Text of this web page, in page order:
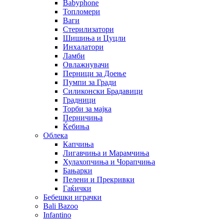
Babyphone
Топломери
Ваги
Стерилизатори
Шишиња и Цуцли
Инхалатори
Ламби
Овлажнувачи
Перници за Доење
Пумпи за Гради
Силиконски Брадавици
Градници
Торби за мајка
Перничиња
Ќебиња
Облека
Капчиња
Лигавчиња и Марамчиња
Хулахопчиња и Чорапчиња
Бањарки
Пелени и Прекривки
Гаќички
Бебешки играчки
Bali Bazoo
Infantino